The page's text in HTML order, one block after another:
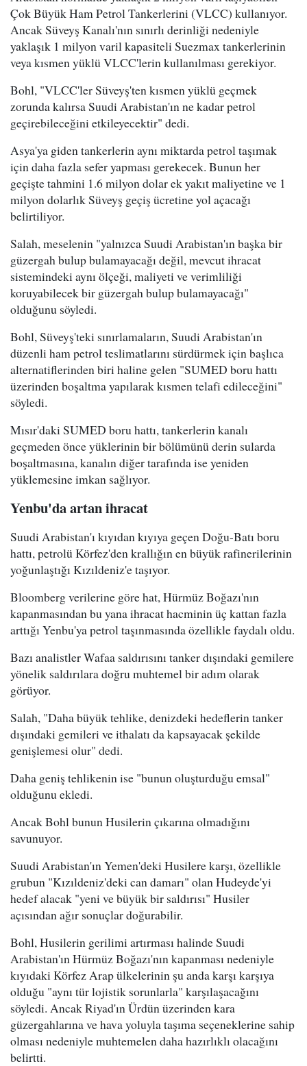
Çok Büyük Ham Petrol Tankerlerini (VLCC) kullanıyor.
Ancak Süveyş Kanalı'nın sınırlı derinliği nedeniyle
yaklaşık 1 milyon varil kapasiteli Suezmax tankerlerinin
veya kısmen yüklü VLCC'lerin kullanılması gerekiyor.
Bohl, "VLCC'ler Süveyş'ten kısmen yüklü geçmek
zorunda kalırsa Suudi Arabistan'ın ne kadar petrol
geçirebileceğini etkileyecektir" dedi.
Asya'ya giden tankerlerin aynı miktarda petrol taşımak
için daha fazla sefer yapması gerekecek. Bunun her
geçişte tahmini 1.6 milyon dolar ek yakıt maliyetine ve 1
milyon dolarlık Süveyş geçiş ücretine yol açacağı
belirtiliyor.
Salah, meselenin "yalnızca Suudi Arabistan'ın başka bir
güzergah bulup bulamayacağı değil, mevcut ihracat
sistemindeki aynı ölçeği, maliyeti ve verimliliği
koruyabilecek bir güzergah bulup bulamayacağı"
olduğunu söyledi.
Bohl, Süveyş'teki sınırlamaların, Suudi Arabistan'ın
düzenli ham petrol teslimatlarını sürdürmek için başlıca
alternatiflerinden biri haline gelen "SUMED boru hattı
üzerinden boşaltma yapılarak kısmen telafi edileceğini"
söyledi.
Mısır'daki SUMED boru hattı, tankerlerin kanalı
geçmeden önce yüklerinin bir bölümünü derin sularda
boşaltmasına, kanalın diğer tarafında ise yeniden
yüklemesine imkan sağlıyor.
Yenbu'da artan ihracat
Suudi Arabistan'ı kıyıdan kıyıya geçen Doğu-Batı boru
hattı, petrolü Körfez'den krallığın en büyük rafinerilerinin
yoğunlaştığı Kızıldeniz'e taşıyor.
Bloomberg verilerine göre hat, Hürmüz Boğazı'nın
kapanmasından bu yana ihracat hacminin üç kattan fazla
arttığı Yenbu'ya petrol taşınmasında özellikle faydalı oldu.
Bazı analistler Wafaa saldırısını tanker dışındaki gemilere
yönelik saldırılara doğru muhtemel bir adım olarak
görüyor.
Salah, "Daha büyük tehlike, denizdeki hedeflerin tanker
dışındaki gemileri ve ithalatı da kapsayacak şekilde
genişlemesi olur" dedi.
Daha geniş tehlikenin ise "bunun oluşturduğu emsal"
olduğunu ekledi.
Ancak Bohl bunun Husilerin çıkarına olmadığını
savunuyor.
Suudi Arabistan'ın Yemen'deki Husilere karşı, özellikle
grubun "Kızıldeniz'deki can damarı" olan Hudeyde'yi
hedef alacak "yeni ve büyük bir saldırısı" Husiler
açısından ağır sonuçlar doğurabilir.
Bohl, Husilerin gerilimi artırması halinde Suudi
Arabistan'ın Hürmüz Boğazı'nın kapanması nedeniyle
kıyıdaki Körfez Arap ülkelerinin şu anda karşı karşıya
olduğu "aynı tür lojistik sorunlarla" karşılaşacağını
söyledi. Ancak Riyad'ın Ürdün üzerinden kara
güzergahlarına ve hava yoluyla taşıma seçeneklerine sahip
olması nedeniyle muhtemelen daha hazırlıklı olacağını
belirtti.